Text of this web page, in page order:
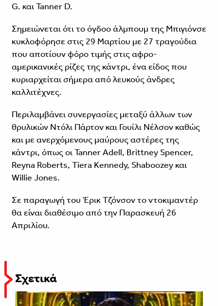
G. και Tanner D.
Σημειώνεται ότι το όγδοο άλμπουμ της Μπιγιόνσε
κυκλοφόρησε στις 29 Μαρτίου με 27 τραγούδια
που αποτίουν φόρο τιμής στις αφρο-
αμερικανικές ρίζες της κάντρι, ένα είδος που
κυριαρχείται σήμερα από λευκούς άνδρες
καλλιτέχνες.
Περιλαμβάνει συνεργασίες μεταξύ άλλων των
θρυλικών Ντόλι Πάρτον και Γουίλι Νέλσον καθώς
και με ανερχόμενους μαύρους αστέρες της
κάντρι, όπως οι Tanner Adell, Brittney Spencer,
Reyna Roberts, Tiera Kennedy, Shaboozey και
Willie Jones.
Σε παραγωγή του Έρικ Τζόνσον το ντοκιμαντέρ
θα είναι διαθέσιμο από την Παρασκευή 26
Απριλίου.
Σχετικά